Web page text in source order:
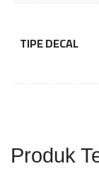
TIPE DECAL
Produk